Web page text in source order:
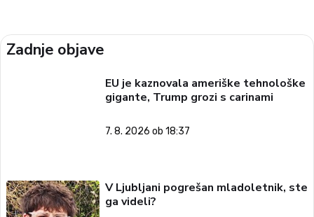
Zadnje objave
EU je kaznovala ameriške tehnološke
gigante, Trump grozi s carinami
7. 8. 2026 ob 18:37
V Ljubljani pogrešan mladoletnik, ste
ga videli?